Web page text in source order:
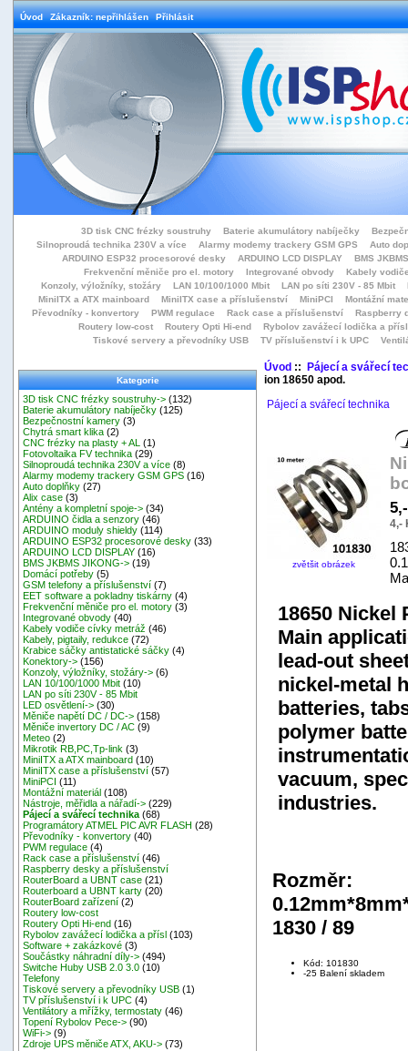
Úvod Zákazník: nepřihlášen Přihlásit
3D tisk CNC frézky soustruhy Baterie akumulátory nabíječky
Silnoproudá technika 230V a více
Alarmy modemy trackery GSM GPS
Auto
ARDUINO ESP32 procesorové desky
ARDUINO LCD DISPLAY
BMS
Frekvenční měniče pro el. motory
Integrované obvody
Kabely
Konzoly, výložníky, stožáry
LAN 10/100/1000 Mbit LAN po síti 230V - 85 Mbit
MiniITX a ATX mainboard
MiniITX case a příslušenství MiniPCI
Montážní
Převodníky - konvertory
PWM regulace Rack case a příslušenství
Raspberry
Routery low-cost
Routery Opti Hi-end
Rybolov zavážecí lodička a přísl
Tiskové servery a převodníky USB
TV příslušenství i k UPC
Kategorie
3D tisk CNC frézky soustruhy-> (132)
Baterie akumulátory nabíječky (125)
Bezpečnostní kamery (3)
Chytrá smart klika (2)
CNC frézky na plasty + AL
(1)
Fotovoltaika FV technika (29)
Silnoproudá technika 230V a více (8)
Alarmy modemy trackery GSM GPS (16)
Auto doplňky (27)
Alix case (3)
Antény a kompletní spoje-> (34)
ARDUINO čidla a senzory (46)
ARDUINO moduly shieldy (114)
ARDUINO ESP32 procesorové desky (33)
ARDUINO LCD DISPLAY (16)
BMS JKBMS JIKONG-> (19)
Domácí potřeby (5)
GSM telefony a příslušenství (7)
EET software a pokladny tiskárny (4)
Frekvenční měniče pro el. motory (3)
Integrované obvody (40)
Kabely vodiče cívky metráž (46)
Kabely, pigtaily, redukce (72)
Krabice sáčky antistatické sáčky (4)
Konektory-> (156)
Konzoly, výložníky, stožáry-> (6)
LAN 10/100/1000 Mbit (10)
LAN po síti 230V - 85 Mbit
LED osvětlení-> (30)
Měniče napětí DC / DC-> (158)
Měniče invertory DC / AC (9)
Meteo (2)
Mikrotik RB,PC,Tp-link (3)
MiniITX a ATX mainboard (10)
MiniITX case a příslušenství (57)
MiniPCI (11)
Montážní materiál (108)
Nástroje, měřidla a nářadí-> (229)
Pájecí a svářecí technika (68)
Programátory ATMEL PIC AVR FLASH (28)
Převodníky - konvertory (40)
PWM regulace (4)
Rack case a příslušenství (46)
Raspberry desky a příslušenství
RouterBoard a UBNT case (21)
Routerboard a UBNT karty (20)
RouterBoard zařízení (2)
Routery low-cost
Routery Opti Hi-end (16)
Rybolov zavážecí lodička a přísl (103)
Software + zakázkové (3)
Součástky náhradní díly-> (494)
Switche Huby USB 2.0 3.0 (10)
Telefony
Tiskové servery a převodníky USB (1)
TV příslušenství i k UPC (4)
Ventilátory a mřížky, termostaty (46)
Topení Rybolov Pece-> (90)
WiFi-> (9)
Zdroje UPS měniče ATX, AKU-> (73)
Úvod:: Pájecí a svářecí
ion 18650 apod.
Pájecí a svářecí technika
zvětšit obrázek
4,-
18650 Nickel
Main
lead-out
nickel-metal
batteries,
polymer
vacuum,
industries.
Rozměr:
1830 / 89
Kód: 101830
-25 Balení skladem